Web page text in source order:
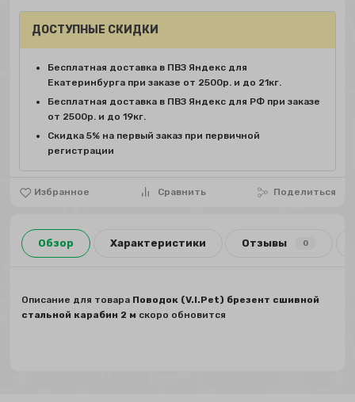
Избранное Сравнить Поделиться
ДОСТУПНЫЕ СКИДКИ
Бесплатная доставка в ПВЗ Яндекс для
Екатеринбурга при заказе от 2500р. и до 21кг.
Бесплатная доставка в ПВЗ Яндекс для РФ при заказе
от 2500р. и до 19кг.
Скидка 5% на первый заказ при первичной
регистрации
Обзор Характеристики Отзывы 0
Описание для товара Поводок (V.I.Pet) брезент сшивной
стальной карабин 2 м скоро обновится